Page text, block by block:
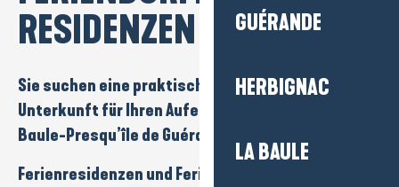
GUÉRANDE
HERBIGNAC
LA BAULE
RESIDENZEN
Sie suchen eine praktische und komfortable
Unterkunft für Ihren Aufenthalt am Urlaubsziel La
Baule-Presqu’île de Guérande?
Ferienresidenzen und Feriendörfer